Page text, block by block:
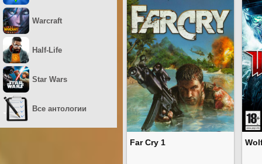
Far Cry 1
Warcraft
Half-Life
Star Wars
Все антологии